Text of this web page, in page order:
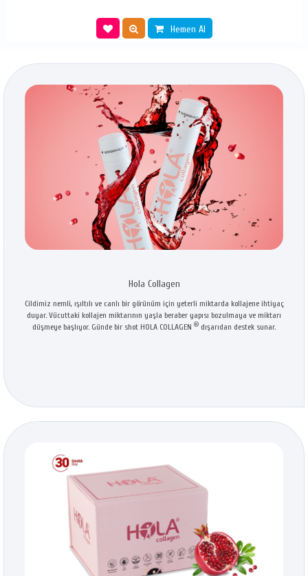
Hemen Al
Hola Collagen
Cildimiz nemli, ışıltılı ve canlı bir görünüm için yeterli miktarda kollajene ihtiyaç
duyar. Vücuttaki kollajen miktarının yaşla beraber yapısı bozulmaya ve miktarı
düşmeye başlıyor. Günde bir shot HOLA COLLAGEN ® dışarıdan destek sunar.